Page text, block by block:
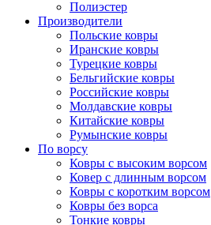
Полиэстер
Производители
Польские ковры
Иранские ковры
Турецкие ковры
Бельгийские ковры
Российские ковры
Молдавские ковры
Китайские ковры
Румынские ковры
По ворсу
Ковры с высоким ворсом
Ковер с длинным ворсом
Ковры с коротким ворсом
Ковры без ворса
Тонкие ковры